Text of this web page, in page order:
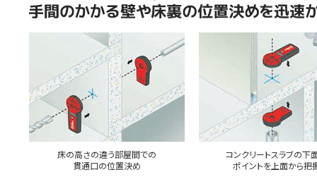
床の高さの違う部屋間での
貫通口の位置決め
コンクリートスラブの下
ポイントを上面から把